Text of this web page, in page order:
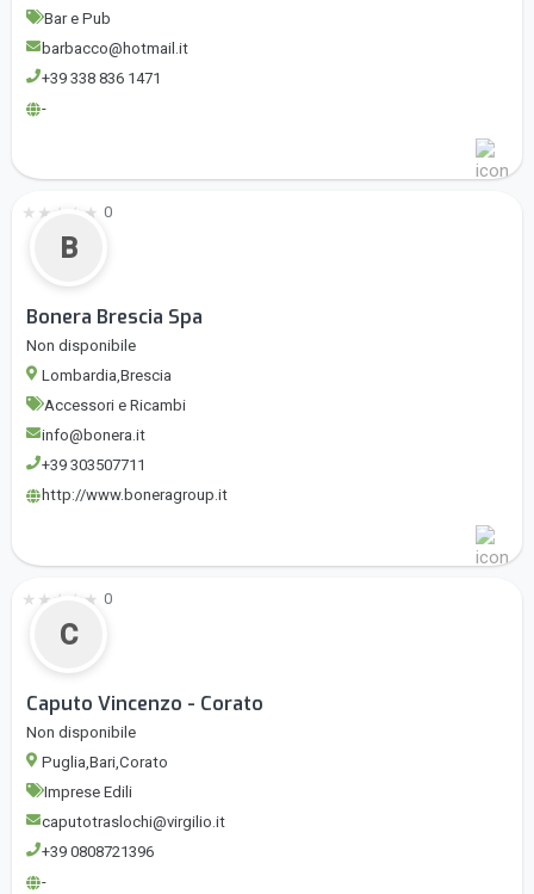
Bar e Pub
barbacco@hotmail.it
+39 338 836 1471
-
B
★ ★ ★ ★ ★ 0
Bonera Brescia Spa
Non disponibile
Lombardia,Brescia
Accessori e Ricambi
info@bonera.it
+39 303507711
http://www.boneragroup.it
C
★ ★ ★ ★ ★ 0
Caputo Vincenzo - Corato
Non disponibile
Puglia,Bari,Corato
Imprese Edili
caputotraslochi@virgilio.it
+39 0808721396
-